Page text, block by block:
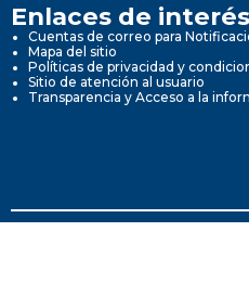
Enlaces de
Cuentas de correo para
Mapa del sitio
Políticas de privacidad y
Sitio de atención al usuario
Transparencia y Acceso a la